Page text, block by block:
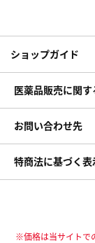
ショップガイド
医薬品販売に関
お問い合わせ先
特商法に基づく表
※価格は当サイトで